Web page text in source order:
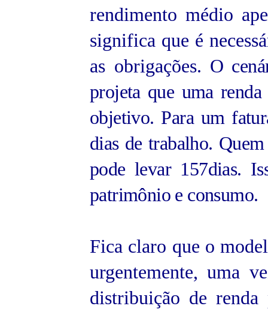
rendimento médio
significa que é
as obrigações. O
projeta que uma
objetivo. Para um
dias de trabalho.
pode levar 157dias.
patrimônio e consumo.
Fica claro que o
urgentemente, uma
distribuição de